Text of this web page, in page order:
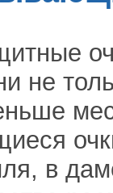
не
в